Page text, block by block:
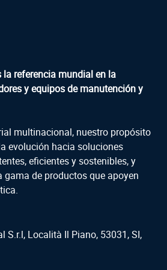
referencia mundial en la
y equipos de manutención y
multinacional, nuestro propósito
evolución hacia soluciones
eficientes y sostenibles, y
de productos que apoyen
S.r.l, Località Il Piano, 53031, SI,